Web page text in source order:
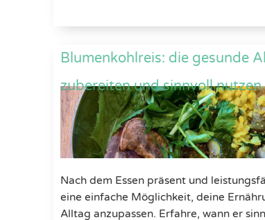
Blumenkohlreis: die gesunde
zubereiten und sinnvoll nutzen
Nach dem Essen präsent und
eine einfache Möglichkeit, deine
Alltag anzupassen. Erfahre, wann er